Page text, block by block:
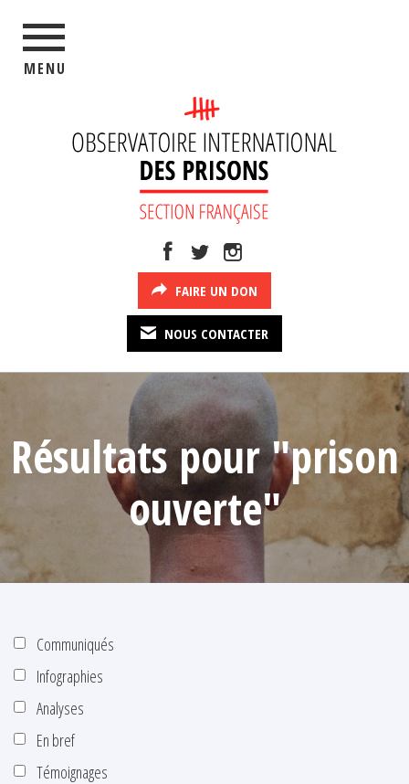
MENU
FAIRE UN DON
NOUS CONTACTER
Résultats pour "prison
ouverte"
Communiqués
Infographies
Analyses
En bref
Témoignages